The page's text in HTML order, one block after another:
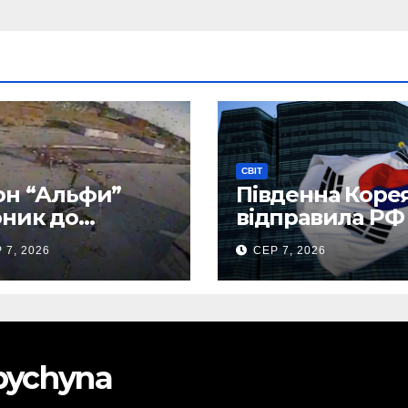
“Альфи”
до
та
“Шахед”
7, 2026
СВІТ
Південна
відправила РФ
тисяч тонн
авіапалива
СЕР 7, 2026